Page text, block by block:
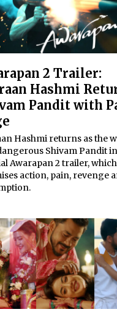
2 Trailer:
Hashmi
Pandit with
Hashmi returns as the
Shivam Pandit
Awarapan 2 trailer, which
action, pain, revenge